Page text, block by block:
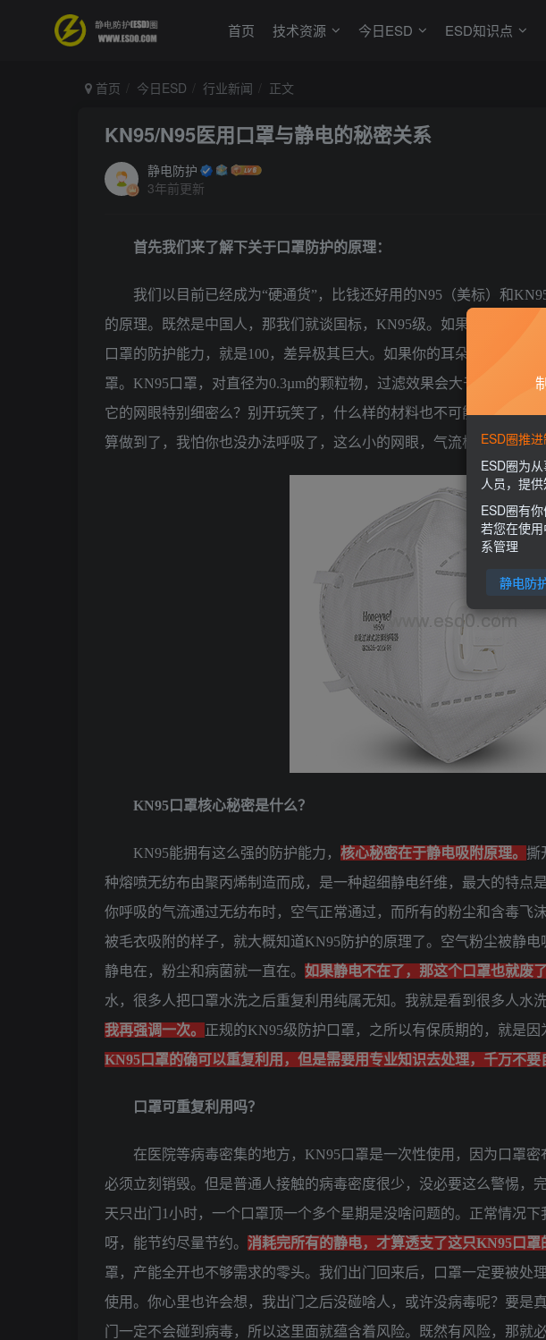
首页 技术资源 今日ESD ESD知识点
首页 今日ESD 行业新闻 正文
KN95/N95医用口罩与静电的秘密关系
静电防护
3年前更新
首先我们来了解下关于口罩防护的原理：
我们以目前已经成为“硬通货”，比钱还好用的N95（美标）和
的原理。既然是中国人，那我们就谈国标，KN95级。如果把3层棉口
口罩的防护能力，就是100，差异极其巨大。如果你的耳朵足够宽，
罩。KN95口罩，对直径为0.3µm的颗粒物，过滤效果会大于等于95%
它的网眼特别细密么？别开玩笑了，什么样的材料也不可能做到这么
算做到了，我怕你也没办法呼吸了，这么小的网眼，气流根本就进不
KN95口罩核心秘密是什么？
KN95能拥有这么强的防护能力， 核心秘密在于静电吸附原理。 撕
种熔喷无纺布由聚丙烯制造而成，是一种超细静电纤维，最大的特点
你呼吸的气流通过无纺布时，空气正常通过，而所有的粉尘和含毒飞
被毛衣吸附的样子，就大概知道KN95防护的原理了。空气粉尘被静
静电在，粉尘和病菌就一直在。 如果静电不在了，那这个口罩也就废
水，很多人把口罩水洗之后重复利用纯属无知。我就是看到很多人水
我再强调一次。 正规的KN95级防护口罩，之所以有保质期的，就是因
KN95口罩的确可以重复利用，但是需要用专业知识去处理，千万不要
口罩可重复利用吗？
在医院等病毒密集的地方，KN95口罩是一次性使用，因为口罩
必须立刻销毁。但是普通人接触的病毒密度很少，没必要这么警惕，
天只出门1小时，一个口罩顶一个多个星期是没啥问题的。正常情况
呀，能节约尽量节约。 消耗完所有的静电，才算透支了这只KN95口罩
罩，产能全开也不够需求的零头。我们出门回来后，口罩一定要被处
使用。你心里也许会想，我出门之后没碰啥人，或许没病毒呢？要是
门一定不会碰到病毒，所以这里面就蕴含着风险。既然有风险，那就
ESD圈推
ESD圈为
人员，提
ESD圈有
若您在使用
系管理
静电防